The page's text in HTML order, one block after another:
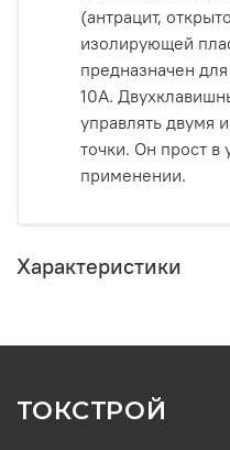
(антрацит,
изолирующей
предназначен
10А.
управлять двумя
точки. Он прост в
применении.
Характеристики
ТОКСТРОЙ